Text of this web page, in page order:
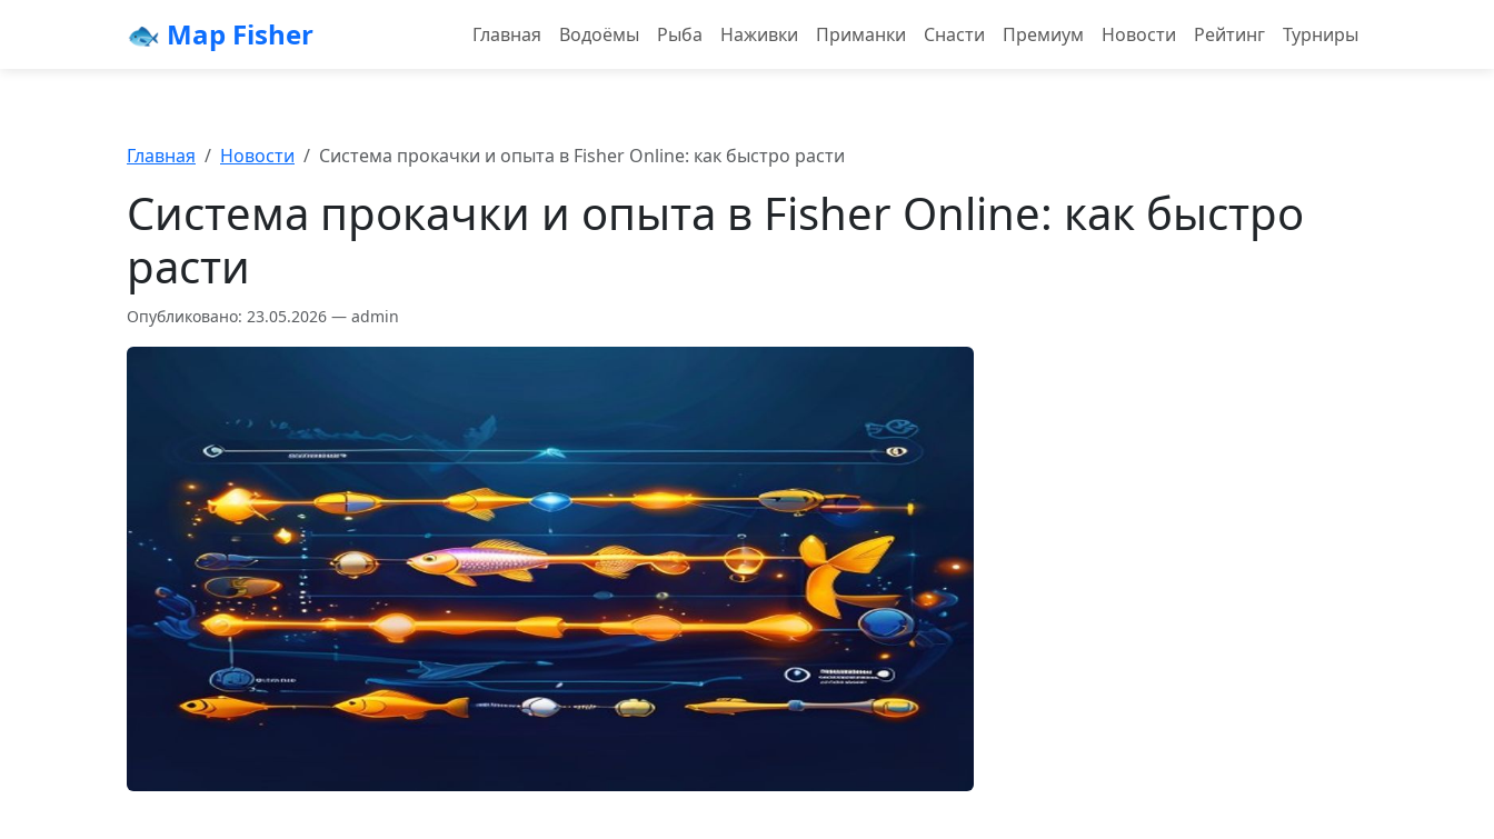
🐟 Map Fisher Главная Водоёмы Рыба Наживки Приманки Снасти Премиум Новости Рейтинг Турниры
Главная Новости Система прокачки и опыта в Fisher Online: как быстро расти
Система прокачки и опыта в Fisher Online: как быстро
расти
Опубликовано: 23.05.2026 — admin